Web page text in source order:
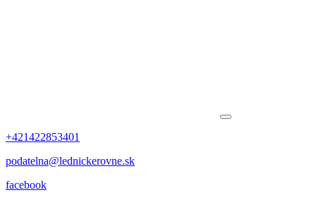
+421422853401
podatelna@lednickerovne.sk
facebook